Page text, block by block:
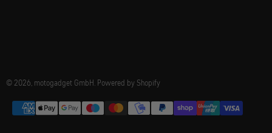
© 2026, motogadget GmbH. Powered by Shopify